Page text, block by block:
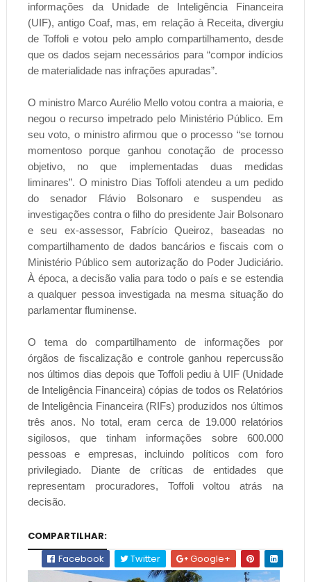
informações da Unidade de Inteligência Financeira
(UIF), antigo Coaf, mas, em relação à Receita, divergiu
de Toffoli e votou pelo amplo compartilhamento, desde
que os dados sejam necessários para “compor indícios
de materialidade nas infrações apuradas”.
O ministro Marco Aurélio Mello votou contra a maioria, e
negou o recurso impetrado pelo Ministério Público. Em
seu voto, o ministro afirmou que o processo “se tornou
momentoso porque ganhou conotação de processo
objetivo, no que implementadas duas medidas
liminares”. O ministro Dias Toffoli atendeu a um pedido
do senador Flávio Bolsonaro e suspendeu as
investigações contra o filho do presidente Jair Bolsonaro
e seu ex-assessor, Fabrício Queiroz, baseadas no
compartilhamento de dados bancários e fiscais com o
Ministério Público sem autorização do Poder Judiciário.
À época, a decisão valia para todo o país e se estendia
a qualquer pessoa investigada na mesma situação do
parlamentar fluminense.
O tema do compartilhamento de informações por
órgãos de fiscalização e controle ganhou repercussão
nos últimos dias depois que Toffoli pediu à UIF (Unidade
de Inteligência Financeira) cópias de todos os Relatórios
de Inteligência Financeira (RIFs) produzidos nos últimos
três anos. No total, eram cerca de 19.000 relatórios
sigilosos, que tinham informações sobre 600.000
pessoas e empresas, incluindo políticos com foro
privilegiado. Diante de críticas de entidades que
representam procuradores, Toffoli voltou atrás na
decisão.
COMPARTILHAR:
Facebook
Twitter Google+